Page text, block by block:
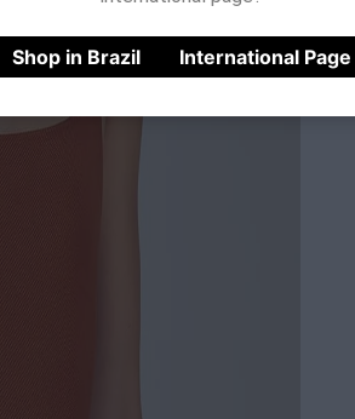
Shop in Brazil International Page